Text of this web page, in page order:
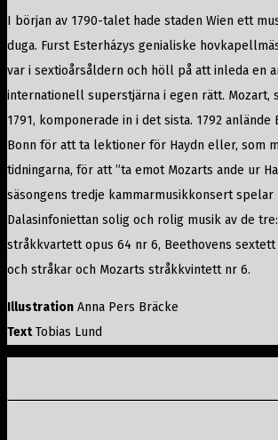
I början av 1790-talet hade staden Wien ett
duga. Furst Esterházys genialiske
var i sextioårsåldern och höll på att inleda en
internationell superstjärna i egen rätt. Mozart,
1791, komponerade in i det sista. 1792 anlände
Bonn för att ta lektioner för Haydn eller, som
tidningarna, för att ”ta emot Mozarts ande ur
säsongens tredje kammarmusikkonsert
Dalasinfoniettan solig och rolig musik av de
stråkkvartett opus 64 nr 6, Beethovens
och stråkar och Mozarts stråkkvintett nr 6.
Illustration Anna Pers Bräcke
TextTobias Lund